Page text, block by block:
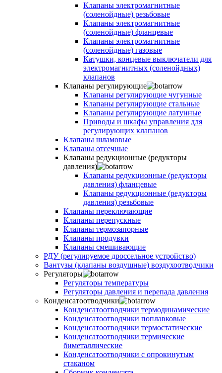
Клапаны электромагнитные
(соленойдные) резьбовые
Клапаны электромагнитные
(соленойдные) фланцевые
Клапаны электромагнитные
(соленойдные) газовые
Катушки, концевые выключатели для
электромагнитных (соленойдных)
клапанов
Клапаны регулирующие
Клапаны регулирующие чугунные
Клапаны регулирующие стальные
Клапаны регулирующие латунные
Приводы и шкафы управления для
регулирующих клапанов
Клапаны шламовые
Клапаны отсечные
Клапаны редукционные (редукторы
давления)
Клапаны редукционные (редукторы
давления) фланцевые
Клапаны редукционные (редукторы
давления) резьбовые
Клапаны переключающие
Клапаны перепускные
Клапаны термозапорные
Клапаны продувки
Клапаны смешивающие
РДУ (регулируемое дроссельное устройство)
Вантузы (клапаны воздушные) воздухоотводчики
Регуляторы
Регуляторы температуры
Регуляторы давления и перепада давления
Конденсатоотводчики
Конденсатоотводчики термодинамические
Конденсатоотводчики поплавковые
Конденсатоотводчики термостатические
Конденсатоотводчики термические
биметаллические
Конденсатоотводчики с опрокинутым
стаканом